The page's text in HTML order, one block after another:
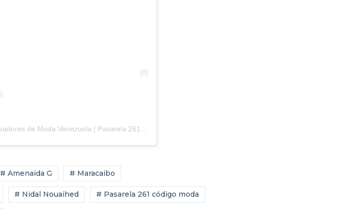
# Amenaida G # Maracaibo
# Nidal Nouaihed # Pasarela 261 código moda